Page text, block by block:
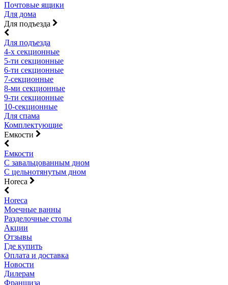
Почтовые ящики
Для дома
Для подъезда
Для подъезда
4-х секционные
5-ти секционные
6-ти секционные
7-секционные
8-ми секционные
9-ти секционные
10-секционные
Для спама
Комплектующие
Емкости
Емкости
С завальцованным дном
С цельнотянутым дном
Horeca
Horeca
Моечные ванны
Разделочные столы
Акции
Отзывы
Где купить
Оплата и доставка
Новости
Дилерам
Франшиза